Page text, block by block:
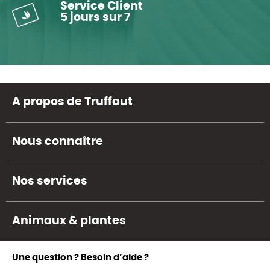
Service Client
5 jours sur 7
A propos de Truffaut
Nous connaître
Nos services
Animaux & plantes
Une question ? Besoin d’aide ?